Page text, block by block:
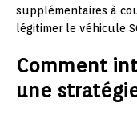
supplémentaires à
légitimer le véhicule
Comment
une